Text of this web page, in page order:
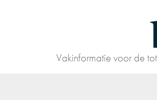
Vakinformatie voor de